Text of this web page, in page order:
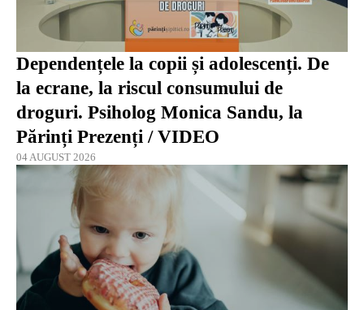
Dependențele la copii și adolescenți. De
la ecrane, la riscul consumului de
droguri. Psiholog Monica Sandu, la
Părinți Prezenți / VIDEO
04 AUGUST 2026